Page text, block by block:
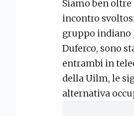
Siamo ben
incontro
gruppo indiano
Duferco, sono
entrambi in
della Uilm, le
alternativa